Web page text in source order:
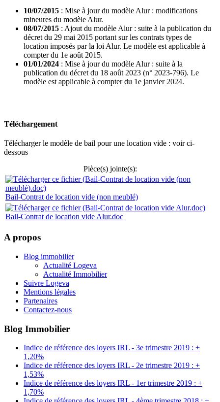
10/07/2015 : Mise à jour du modèle Alur : modifications
mineures du modèle Alur.
08/07/2015 : Ajout du modèle Alur : suite à la publication du
décret du 29 mai 2015 portant sur les contrats types de
location imposés par la loi Alur. Le modèle est applicable à
compter du 1e août 2015.
01/01/2024 : Mise à jour du modèle Alur : suite à la
publication du décret du 18 août 2023 (n° 2023-796). Le
modèle est applicable à compter du 1e janvier 2024.
Téléchargement
Télécharger le modèle de bail pour une location vide : voir ci-
dessous
Pièce(s) jointe(s):
Bail-Contrat de location vide (non meublé)
Bail-Contrat de location vide Alur.doc
A propos
Blog immobilier
Actualité Logeva
Actualité Immobilier
Suivre Logeva
Mentions légales
Partenaires
Contactez-nous
Blog Immobilier
Indice de référence des loyers IRL - 3e trimestre 2019 : +
1,20%
Indice de référence des loyers IRL - 2e trimestre 2019 : +
1,53%
Indice de référence des loyers IRL - 1er trimestre 2019 : +
1,70%